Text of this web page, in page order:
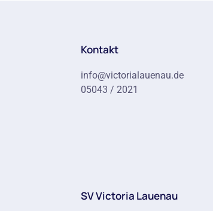
Kontakt
info@victorialauenau.de
05043 / 2021
SV Victoria Lauenau